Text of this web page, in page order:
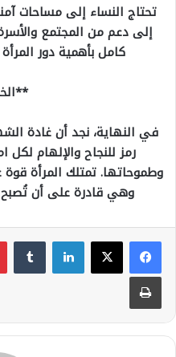
تحتاج النساء إلى مساحات
إلى دعم من المجتمع
كامل بأهمية دور
في النهاية، نجد أن غادة
رمز للنجاح والإلهام
وطموحاتها. تمتلك المرأة قوة
وهي قادرة على أن تُصبح
لينكدإن
طباعة